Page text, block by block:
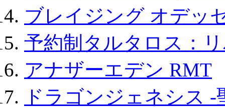
ブレイジング オデッ
予約制タルタロス：
アナザーエデン RMT
ドラゴンジェネシス